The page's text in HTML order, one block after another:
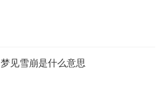
梦见雪崩是什么意思